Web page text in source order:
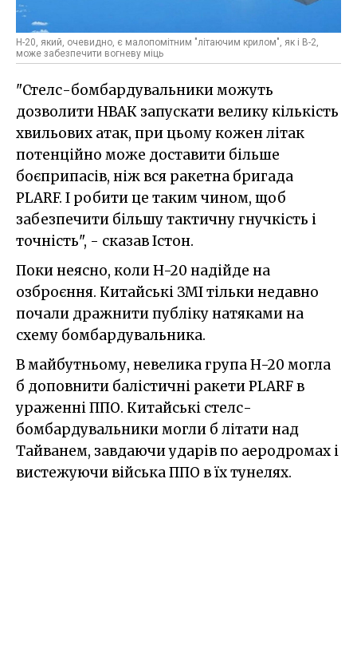
H-20, який, очевидно, є малопомітним "літаючим крилом", як і B-2,
може забезпечити вогневу міць
"Стелс-бомбардувальники можуть
дозволити НВАК запускати велику кількість
хвильових атак, при цьому кожен літак
потенційно може доставити більше
боєприпасів, ніж вся ракетна бригада
PLARF. І робити це таким чином, щоб
забезпечити більшу тактичну гнучкість і
точність", - сказав Істон.
Поки неясно, коли H-20 надійде на
озброєння. Китайські ЗМІ тільки недавно
почали дражнити публіку натяками на
схему бомбардувальника.
В майбутньому, невелика група H-20 могла
б доповнити балістичні ракети PLARF в
ураженні ППО. Китайські стелс-
бомбардувальники могли б літати над
Тайванем, завдаючи ударів по аеродромах і
вистежуючи війська ППО в їх тунелях.